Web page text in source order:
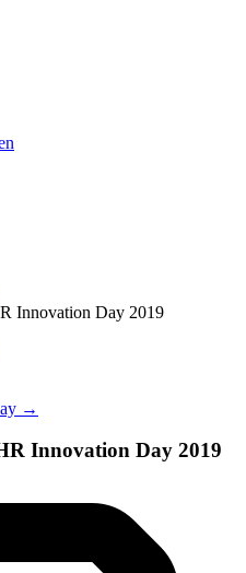
Innovation Day 2019
→
Innovation Day 2019